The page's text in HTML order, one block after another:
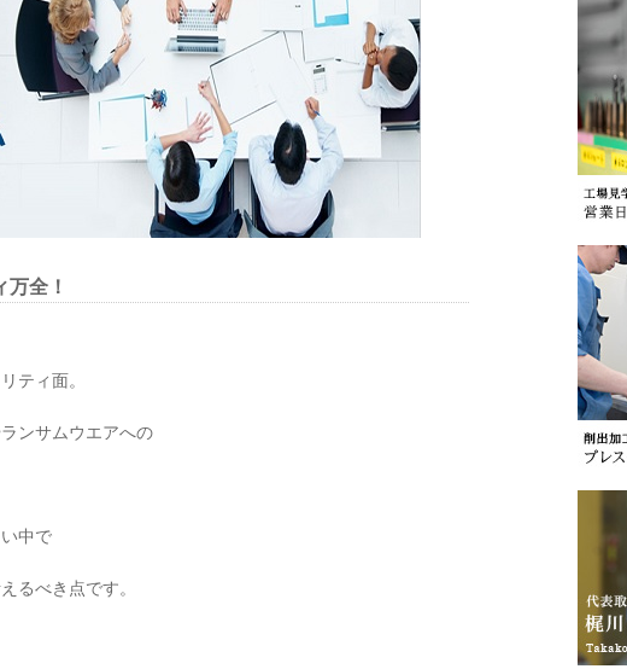
全！
ティ面。
ンサムウエアへの
中で
るべき点です。